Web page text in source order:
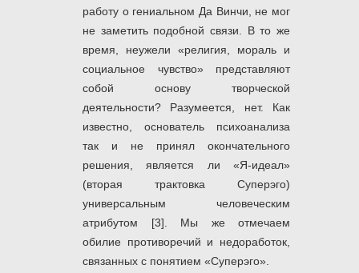
работу о гениальном Да Винчи, не мог
не заметить подобной связи. В то же
время, неужели «религия, мораль и
социальное чувство» представляют
собой основу творческой
деятельности? Разумеется, нет. Как
известно, основатель психоанализа
так и не принял окончательного
решения, является ли «Я-идеал»
(вторая трактовка Суперэго)
универсальным человеческим
атрибутом [3]. Мы же отмечаем
обилие противоречий и недоработок,
связанных с понятием «Суперэго».